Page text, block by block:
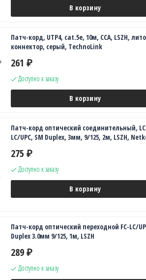
В корзину
Патч-корд, UTP4, cat.5е, 10м, CCA, LSZH,
коннектор, серый, TechnoLink
261 ₽
Доступно к заказу
В корзину
Патч-корд оптический соединительный,
LC/UPC, SM Duplex, 3мм, 9/125, 2м, LSZH,
275 ₽
Доступно к заказу
В корзину
Патч-корд оптический переходной FC-LC/
Duplex 3.0мм 9/125, 1м, LSZH
289 ₽
Доступно к заказу